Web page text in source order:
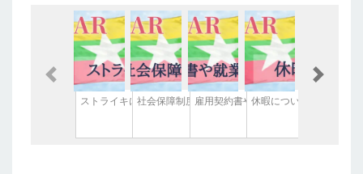
ストライキについて社会保障制度について雇用契約書や就業規則について
休暇について
Previous Next